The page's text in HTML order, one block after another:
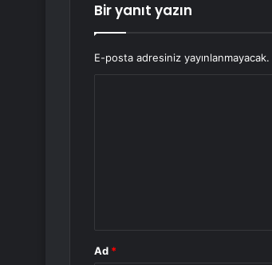
Bir yanıt yazın
E-posta adresiniz yayınlanmayacak.
Ad *